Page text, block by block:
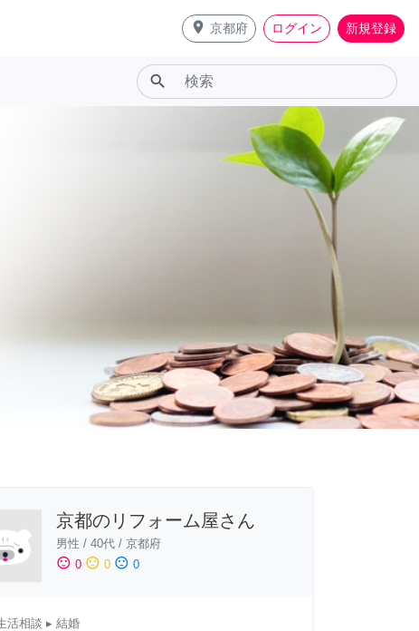
place 京都府 ログイン 新規登録
search
京都のリフォーム屋さん
男性 / 40代/ 京都府
sentiment_satisfied 0 sentiment_neutral 0 sentiment_dissatisfied 0
活相談 ▸ 結婚